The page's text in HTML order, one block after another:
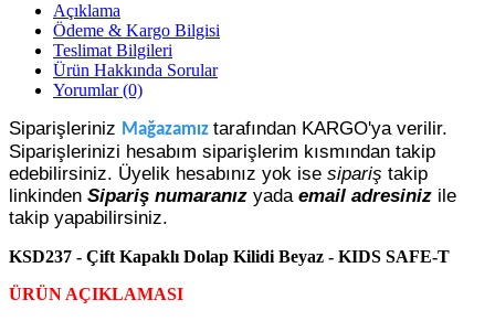
Açıklama
Ödeme & Kargo Bilgisi
Teslimat Bilgileri
Ürün Hakkında Sorular
Yorumlar (0)
Siparişleriniz Mağazamız tarafından KARGO'ya verilir.
Siparişlerinizi hesabım siparişlerim kısmından takip
edebilirsiniz. Üyelik hesabınız yok ise sipariş takip
linkinden Sipariş numaranız yada email adresiniz ile
takip yapabilirsiniz.
KSD237 - Çift Kapaklı Dolap Kilidi Beyaz - KIDS SAFE-T
ÜRÜN AÇIKLAMASI